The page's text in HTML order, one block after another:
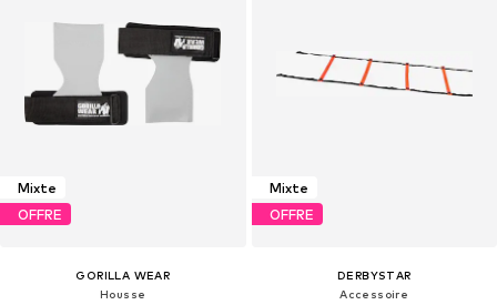
Mixte
OFFRE
GORILLA WEAR
Housse
Mixte
OFFRE
DERBYSTAR
Accessoire